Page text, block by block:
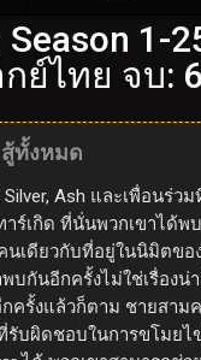
Season 1-
ย์ไทย จบ:
ทั้งหมด
Silver, Ash และเพื่อนร่ว
ร์เกิด ที่นั่นพวกเขาได้พ
นเดียวกับที่อยู่ในนิมิตขอ
บกันอีกครั้งไม่ใช่เรื่องน่
ครั้งแล้วก็ตาม ชายสาม
รับผิดชอบในการขโมยไ